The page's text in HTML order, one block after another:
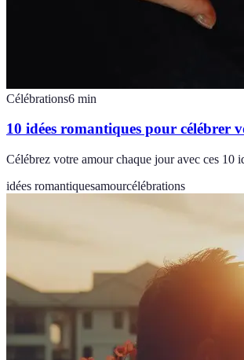
Célébrations6 min
10 idées romantiques pour célébrer
Célébrez votre amour chaque jour avec ces 10
idées romantiquesamourcélébrations